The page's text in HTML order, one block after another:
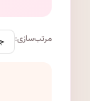
مرتب‌سازی: